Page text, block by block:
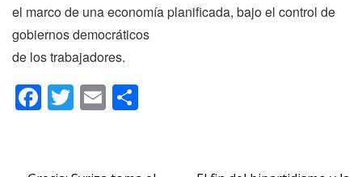
el marco de una economía planificada, bajo el control de
gobiernos democráticos
de los trabajadores.
Facebook
Twitter
Email